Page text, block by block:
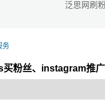
泛思网刷
务
买粉丝、instagram推